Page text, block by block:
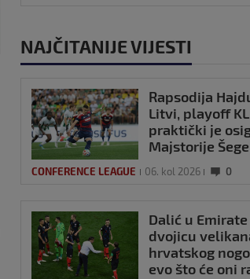
NAJČITANIJE VIJESTI
Rapsodija
Litvi, playoff KL
praktički je
Majstorije
CONFERENCE LEAGUE 06. kol 2026 0
Dalić u
dvojicu
hrvatskog
evo što će oni